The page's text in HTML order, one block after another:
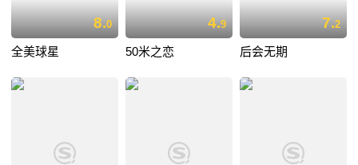
8.0
全美球星
4.9
50米之恋
7.2
后会无期